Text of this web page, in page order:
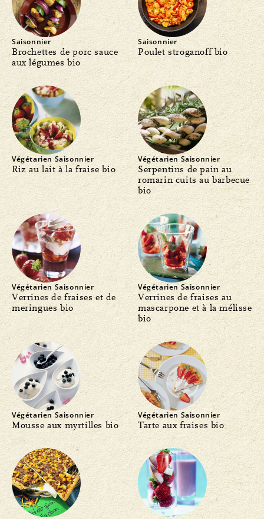
Saisonnier
Brochettes de porc sauce
aux légumes bio
Saisonnier
Poulet stroganoff bio
Végétarien Saisonnier
Riz au lait à la fraise bio
Végétarien Saisonnier
Serpentins de pain au
romarin cuits au barbecue
bio
Végétarien Saisonnier
Verrines de fraises et de
meringues bio
Végétarien Saisonnier
Verrines de fraises au
mascarpone et à la mélisse
bio
Végétarien Saisonnier
Mousse aux myrtilles bio
Végétarien Saisonnier
Tarte aux fraises bio